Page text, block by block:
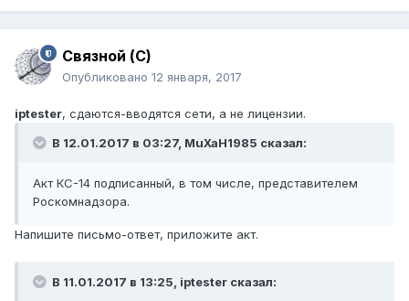
Связной (С)
Опубликовано 12 января, 2017
iptester, сдаются-вводятся сети, а не лицензии.
В 12.01.2017 в 03:27, MuXaH1985 сказал:
Акт КС-14 подписанный, в том числе, представителем
Роскомнадзора.
Напишите письмо-ответ, приложите акт.
В 11.01.2017 в 13:25, iptester сказал: